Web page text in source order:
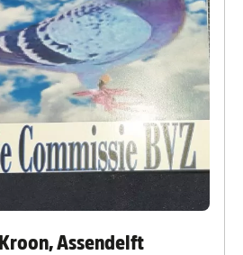
Assendelft